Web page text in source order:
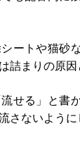
ートや猫砂
詰まりの原因
せる」と書
さないように